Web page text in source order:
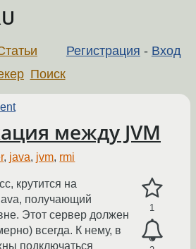
Регистрация - Вход
Поиск
между JVM
, java, jvm, rmi
1
крутится на
получающий
Этот сервер должен
всегда. К нему, в
подключаться